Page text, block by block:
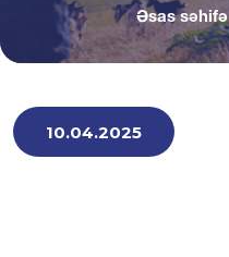
Əsas səhifə
10.04.2025